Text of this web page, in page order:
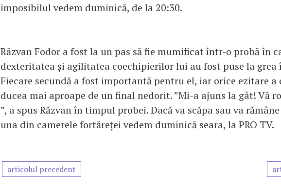
imposibilul vedem duminică, de la 20:30.
Răzvan Fodor a fost la un pas să fie mumificat într-o probă în
dexteritatea și agilitatea coechipierilor lui au fost puse la grea
Fiecare secundă a fost importantă pentru el, iar orice ezitare
ducea mai aproape de un final nedorit. ”Mi-a ajuns la gât! Vă
”, a spus Răzvan în timpul probei. Dacă va scăpa sau va
una din camerele fortăreței vedem duminică seara, la PRO TV.
articolul precedent